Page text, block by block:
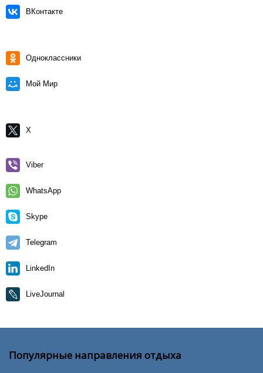
ВКонтакте
Одноклассники
Мой Мир
X
Viber
WhatsApp
Skype
Telegram
LinkedIn
LiveJournal
Популярные направления отдыха